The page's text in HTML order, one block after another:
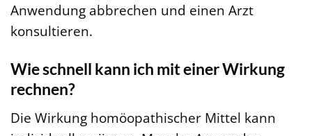
Anwendung abbrechen und einen Arzt
konsultieren.
Wie schnell kann ich mit einer Wirkung
rechnen?
Die Wirkung homöopathischer Mittel kann